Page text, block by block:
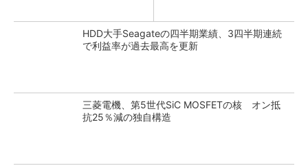
HDD大手Seagateの四半期業績、3四半期連続
で利益率が過去最高を更新
三菱電機、第5世代SiC MOSFETの核 オン抵
抗25％減の独自構造